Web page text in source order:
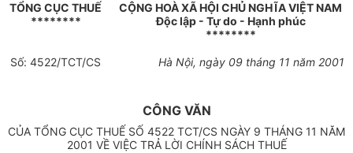
TỔNG CỤC THUẾ
********
CỘNG HOÀ XÃ HỘI CHỦ NGHĨA VIỆT NAM
Độc lập - Tự do - Hạnh phúc
********
Số: 4522/TCT/CS Hà Nội, ngày 09 tháng 11 năm 2001
CÔNG VĂN
CỦA TỔNG CỤC THUẾ SỐ 4522 TCT/CS NGÀY 9 THÁNG 11 NĂM
2001 VỀ VIỆC TRẢ LỜI CHÍNH SÁCH THUẾ